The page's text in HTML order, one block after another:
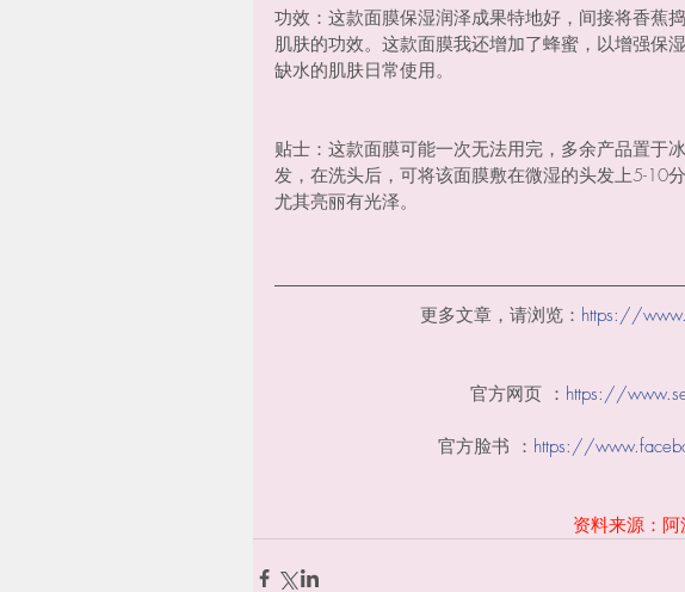
功效：这款面膜保湿润泽成果特地好，间接将香蕉
肌肤的功效。这款面膜我还增加了蜂蜜，以增强保
缺水的肌肤日常使用。
贴士：这款面膜可能一次无法用完，多余产品置于
发，在洗头后，可将该面膜敷在微湿的头发上5-10
尤其亮丽有光泽。
更多文章，请浏览： https://
官方网页 ： https://
官方脸书 ： https://
资料来源：阿